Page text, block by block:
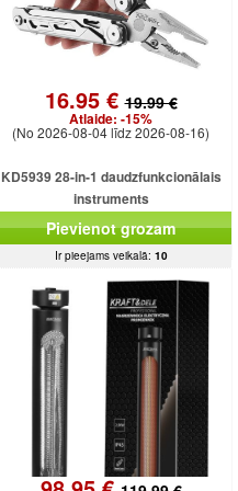
16.95 €19.99 €
Atlaide: -15%
(No 2026-08-04 līdz 2026-08-16)
KD5939 28-in-1 daudzfunkcionālais
instruments
Pievienot grozam
Ir pieejams veikalā: 10